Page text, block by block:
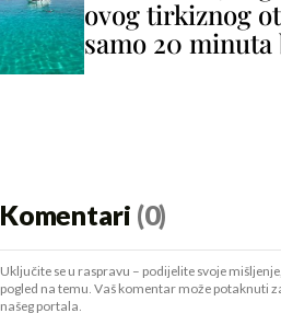
ovog tirkiznog
samo 20
Komentari (0)
Uključite se u raspravu – podijelite svoje
pogled na temu. Vaš komentar može potaknuti
našeg portala.